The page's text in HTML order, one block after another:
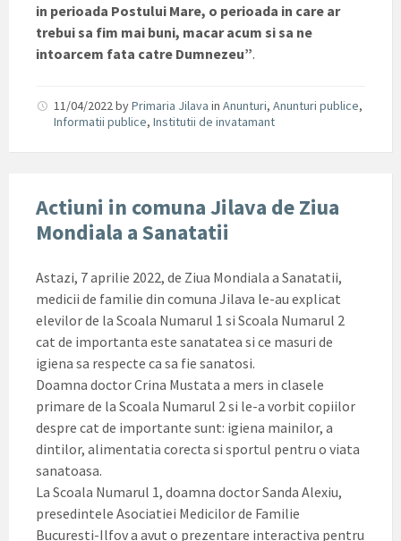
in perioada Postului Mare, o perioada in care ar
trebui sa fim mai buni, macar acum si sa ne
intoarcem fata catre Dumnezeu”.
11/04/2022byPrimaria Jilava in Anunturi, Anunturi publice,
Informatii publice, Institutii de invatamant
Actiuni in comuna Jilava de Ziua
Mondiala a Sanatatii
Astazi, 7 aprilie 2022, de Ziua Mondiala a Sanatatii,
medicii de familie din comuna Jilava le-au explicat
elevilor de la Scoala Numarul 1 si Scoala Numarul 2
cat de importanta este sanatatea si ce masuri de
igiena sa respecte ca sa fie sanatosi.
Doamna doctor Crina Mustata a mers in clasele
primare de la Scoala Numarul 2 si le-a vorbit copiilor
despre cat de importante sunt: igiena mainilor, a
dintilor, alimentatia corecta si sportul pentru o viata
sanatoasa.
La Scoala Numarul 1, doamna doctor Sanda Alexiu,
presedintele Asociatiei Medicilor de Familie
Bucuresti-Ilfov a avut o prezentare interactiva pentru